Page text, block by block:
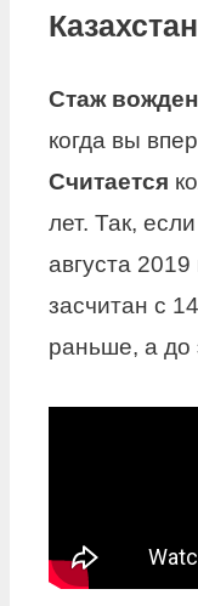
Стаж
когда вы
Считается
лет. Так,
августа 2019
засчитан с
раньше, а до